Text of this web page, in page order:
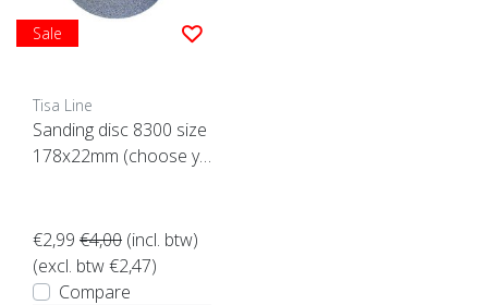
Sale
Tisa Line
Sanding disc 8300 size
178x22mm (choose yo
€2,99 €4,00 (incl. btw)
(excl. btw €2,47)
Compare